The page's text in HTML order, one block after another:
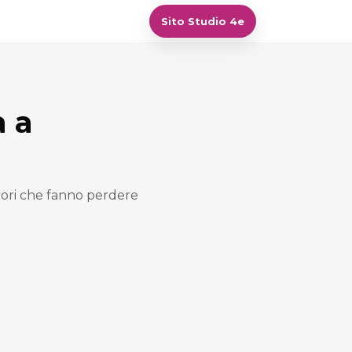
Sito Studio 4e
a
che fanno perdere